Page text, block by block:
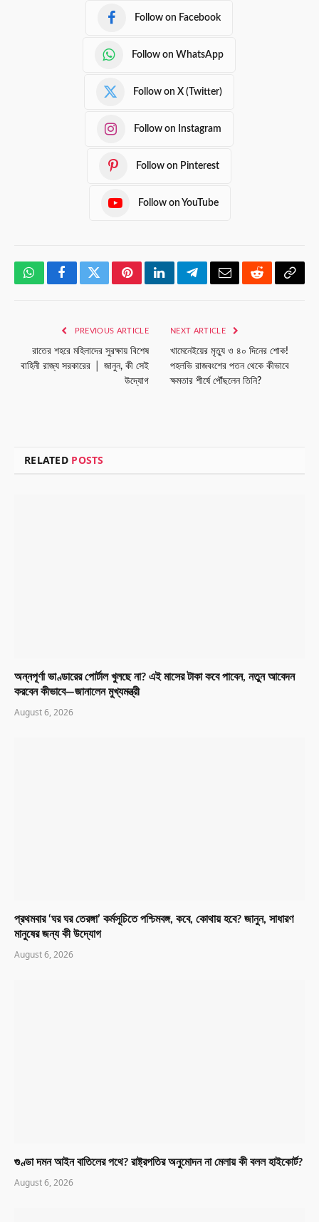
Follow on Facebook
Follow on WhatsApp
Follow on X (Twitter)
Follow on Instagram
Follow on Pinterest
Follow on YouTube
WhatsAppFacebookTwitterPinterestLinkedInTelegramEmailRedditCopy
PREVIOUS ARTICLE
রাতের শহরে মহিলাদের সুরক্ষায় বিশেষ
বাহিনী রাজ্য সরকারের │ জানুন, কী সেই
উদ্যোগ
NEXT ARTICLE
খামেনেইয়ের মৃত্যু ও ৪০ দিনের শোক!
পহলভি রাজবংশের পতন থেকে কীভাবে
ক্ষমতার শীর্ষে পৌঁছলেন তিনি?
RELATED POSTS
অন্নপূর্ণা ভাণ্ডারের পোর্টাল খুলছে না? এই মাসের টাকা কবে পাবেন, নতুন আবেদন
করবেন কীভাবে—জানালেন মুখ্যমন্ত্রী
August 6, 2026
প্রথমবার ‘ঘর ঘর তেরঙ্গা’ কর্মসূচিতে পশ্চিমবঙ্গ, কবে, কোথায় হবে? জানুন, সাধারণ
মানুষের জন্য কী উদ্যোগ
August 6, 2026
গুণ্ডা দমন আইন বাতিলের পথে? রাষ্ট্রপতির অনুমোদন না মেলায় কী বলল হাইকোর্ট?
August 6, 2026